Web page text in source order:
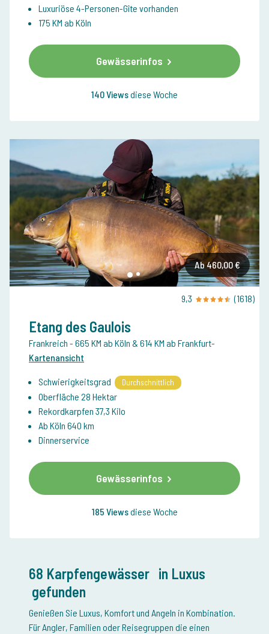
Luxuriöse 4-Personen-Gîte vorhanden
175 KM ab Köln
Gewässerinfos
140 Viewsdiese Woche
Ab 460,00 €
9,3 (1618)
Etang des Gaulois
Frankreich - 665 KM ab Köln & 614 KM ab Frankfurt-
Kartenansicht
Schwierigkeitsgrad Durchschnittlich
Oberfläche 28 Hektar
Rekordkarpfen 37,3 Kilo
Ab Köln 640 km
Dinnerservice
Gewässerinfos
185 Viewsdiese Woche
68 Karpfengewässer in Luxus
gefunden
Genießen Sie Luxus, Komfort und Angeln in Kombination.
Für Angler, Familien oder Reisegruppen die einen